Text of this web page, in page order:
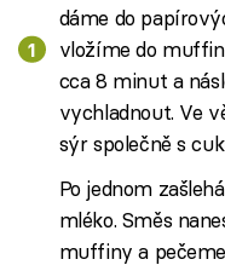
dáme do
vložíme do
cca 8 minut a
vychladnout. Ve
sýr společně s
Po jednom
mléko. Směs
muffiny a